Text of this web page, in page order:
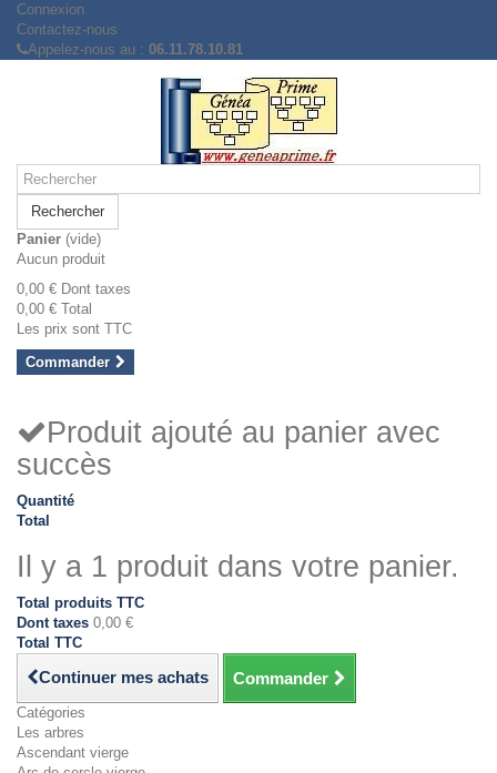
Connexion
Contactez-nous
Appelez-nous au : 06.11.78.10.81
Rechercher
Panier (vide)
Aucun produit
0,00 € Dont taxes
0,00 € Total
Les prix sont TTC
Commander
Produit ajouté au panier avec
succès
Quantité
Total
Il y a 1 produit dans votre panier.
Total produits TTC
Dont taxes 0,00 €
Total TTC
Continuer mes achats Commander
Catégories
Les arbres
Ascendant vierge